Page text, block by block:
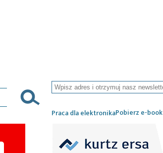
Praca dla elektronikaPobierz e-book